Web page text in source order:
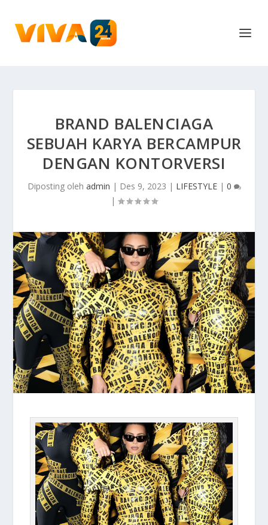
BRAND BALENCIAGA
SEBUAH KARYA BERCAMPUR
DENGAN KONTORVERSI
Diposting oleh admin | Des 9, 2023 | LIFESTYLE| 0
|